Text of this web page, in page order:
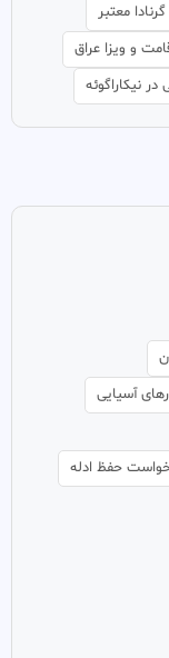
معتبر
و ویزا عراق
نیکاراگوئه
آسیایی
حفظ ادله